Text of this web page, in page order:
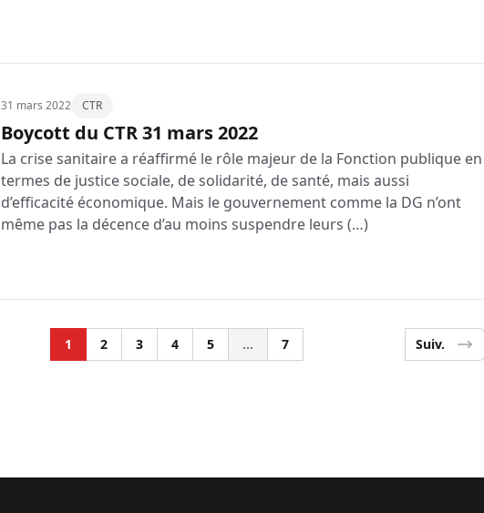
31 mars 2022 CTR
Boycott du CTR 31 mars 2022
La crise sanitaire a réaffirmé le rôle majeur de la Fonction publique en
termes de justice sociale, de solidarité, de santé, mais aussi
d’efficacité économique. Mais le gouvernement comme la DG n’ont
même pas la décence d’au moins suspendre leurs (…)
1 2 3 4 5 ... 7 Suiv.